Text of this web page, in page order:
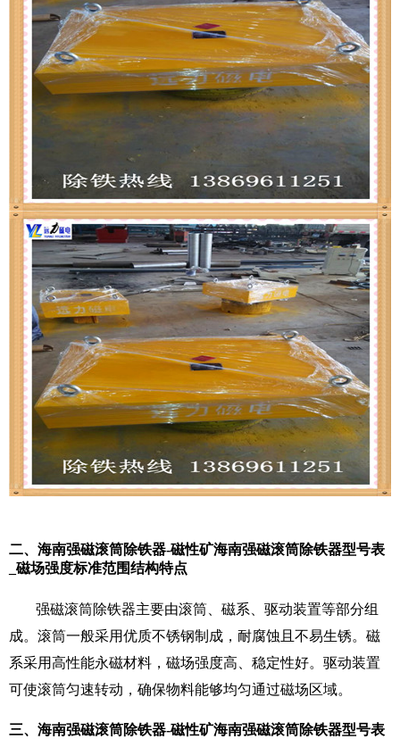
二、海南强磁滚筒除铁器-磁性矿海南强磁滚筒除铁器型号表
_磁场强度标准范围结构特点
强磁滚筒除铁器主要由滚筒、磁系、驱动装置等部分组
成。滚筒一般采用优质不锈钢制成，耐腐蚀且不易生锈。磁
系采用高性能永磁材料，磁场强度高、稳定性好。驱动装置
可使滚筒匀速转动，确保物料能够均匀通过磁场区域。
三、海南强磁滚筒除铁器-磁性矿海南强磁滚筒除铁器型号表